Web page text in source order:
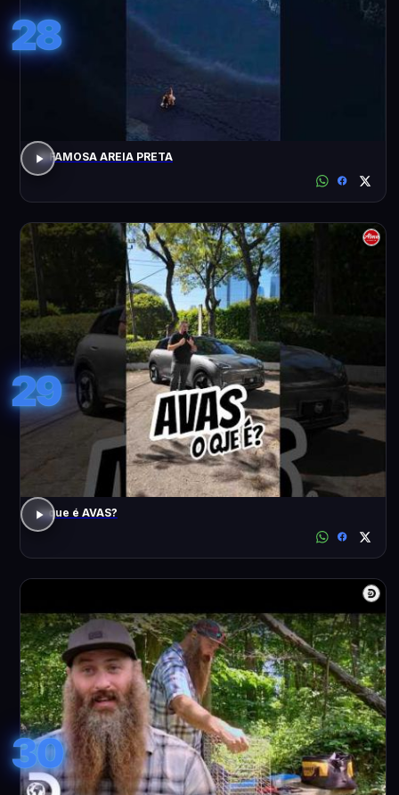
28
A FAMOSA AREIA PRETA
29
o que é AVAS?
30